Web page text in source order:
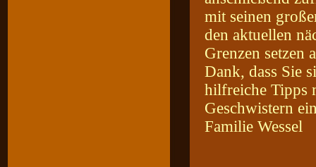
mit seinen
den aktuellen
Grenzen setzen
Dank, dass Sie
hilfreiche Tipps
Geschwistern
Familie Wessel